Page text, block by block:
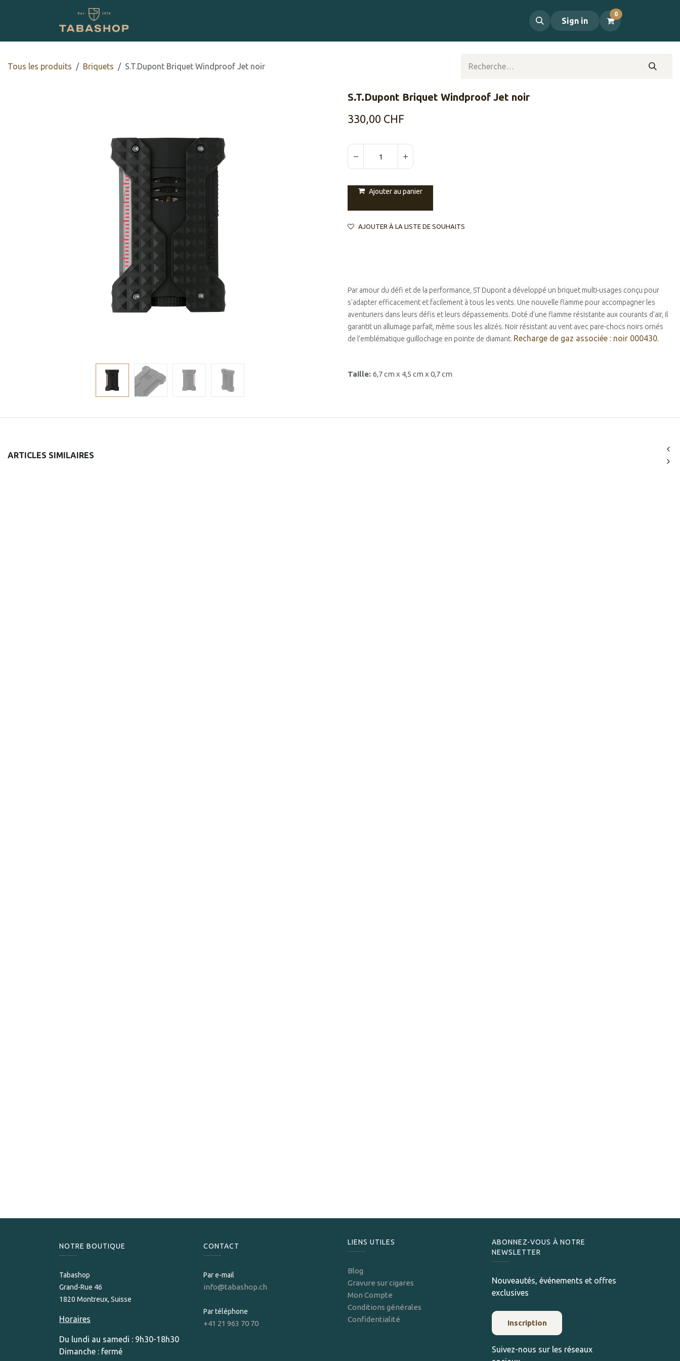
Sign in
0
Tous les produits ​​​​Briquets S.T.Dupont Briquet Windproof Jet noir
S.T.Dupont Briquet Windproof Jet noir
330,00 CHF
Ajouter au panier
AJOUTER À LA LISTE DE SOUHAITS
Par amour du défi et de la performance, ST Dupont a développé un briquet multi-usages conçu pour
s'adapter efficacement et facilement à tous les vents. Une nouvelle flamme pour accompagner les
aventuriers dans leurs défis et leurs dépassements. Doté d'une flamme résistante aux courants d'air, il
garantit un allumage parfait, même sous les alizés. Noir résistant au vent avec pare-chocs noirs ornés
de l'emblématique guillochage en pointe de diamant. Recharge de gaz associée : noir 000430.
Taille: 6,7 cm x 4,5 cm x 0,7 cm
ARTICLES SIMILAIRES
NOTRE BOUTIQUE
Tabashop
Grand-Rue 46
1820 Montreux, Suisse
Horaires
Du lundi au samedi : 9h30-18h30
Dimanche : fermé
CONTACT
Par e-mail
info@tabashop.ch
Par téléphone
+41 21 963 70 70
LIENS UTILES
Blog
Gravure sur cigares
Mon Compte
Conditions générales
Confidentialité
ABONNEZ-VOUS À NOTRE
NEWSLETTER
Nouveautés, événements et offres
exclusives
Inscription
Suivez-nous sur les réseaux